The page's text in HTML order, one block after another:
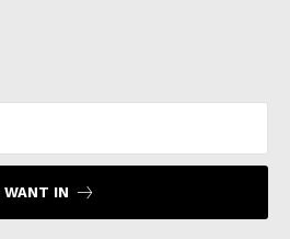
WANT IN